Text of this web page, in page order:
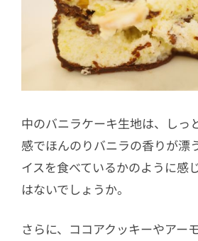
中のバニラケーキ生地は、しっ
感でほんのりバニラの香りが漂
イスを食べているかのように感
はないでしょうか。
さらに、ココアクッキーやアー